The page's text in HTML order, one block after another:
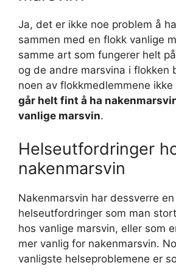
Ja, det er ikke noe problem å
sammen med en flokk vanlige
samme art som fungerer helt
og de andre marsvina i flokken
noen av flokkmedlemmene ikke
går helt fint å ha
vanlige marsvin.
Helseutfordringer
nakenmarsvin
Nakenmarsvin har dessverre
helseutfordringer som man
hos vanlige marsvin, eller som
mer vanlig for nakenmarsvin.
vanligste helseproblemene er